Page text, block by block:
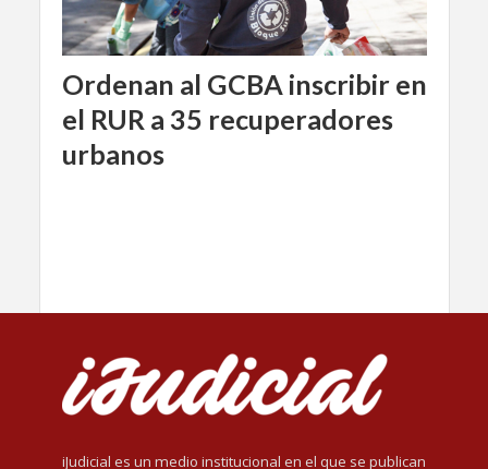
Ordenan al GCBA inscribir en
el RUR a 35 recuperadores
urbanos
iJudicial es un medio institucional en el que se publican